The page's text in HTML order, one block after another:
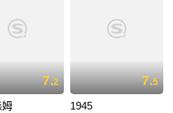
7.2
姆
7.5
1945